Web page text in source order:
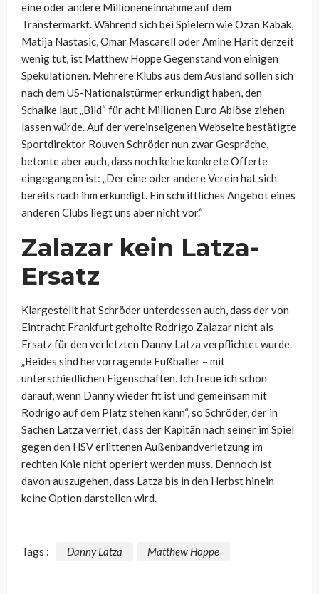
eine oder andere Millioneneinnahme auf dem
Transfermarkt. Während sich bei Spielern wie Ozan Kabak,
Matija Nastasic, Omar Mascarell oder Amine Harit derzeit
wenig tut, ist Matthew Hoppe Gegenstand von einigen
Spekulationen. Mehrere Klubs aus dem Ausland sollen sich
nach dem US-Nationalstürmer erkundigt haben, den
Schalke laut „Bild“ für acht Millionen Euro Ablöse ziehen
lassen würde. Auf der vereinseigenen Webseite bestätigte
Sportdirektor Rouven Schröder nun zwar Gespräche,
betonte aber auch, dass noch keine konkrete Offerte
eingegangen ist: „Der eine oder andere Verein hat sich
bereits nach ihm erkundigt. Ein schriftliches Angebot eines
anderen Clubs liegt uns aber nicht vor.“
Zalazar kein Latza-
Ersatz
Klargestellt hat Schröder unterdessen auch, dass der von
Eintracht Frankfurt geholte Rodrigo Zalazar nicht als
Ersatz für den verletzten Danny Latza verpflichtet wurde.
„Beides sind hervorragende Fußballer – mit
unterschiedlichen Eigenschaften. Ich freue ich schon
darauf, wenn Danny wieder fit ist und gemeinsam mit
Rodrigo auf dem Platz stehen kann“, so Schröder, der in
Sachen Latza verriet, dass der Kapitän nach seiner im Spiel
gegen den HSV erlittenen Außenbandverletzung im
rechten Knie nicht operiert werden muss. Dennoch ist
davon auszugehen, dass Latza bis in den Herbst hinein
keine Option darstellen wird.
Tags : Danny Latza Matthew Hoppe